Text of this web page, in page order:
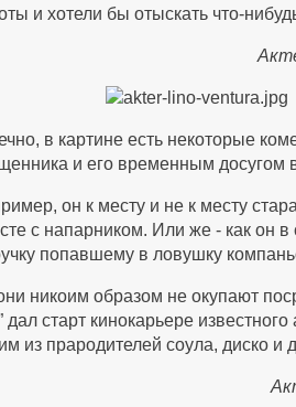
и хотели бы отыскать что-
в картине есть некоторые
и его временным досугом
он к месту и не к месту
с напарником. Или же - как он
попавшему в ловушку
никоим образом не окупают
дал старт кинокарьере
из прародителей соула, диско и